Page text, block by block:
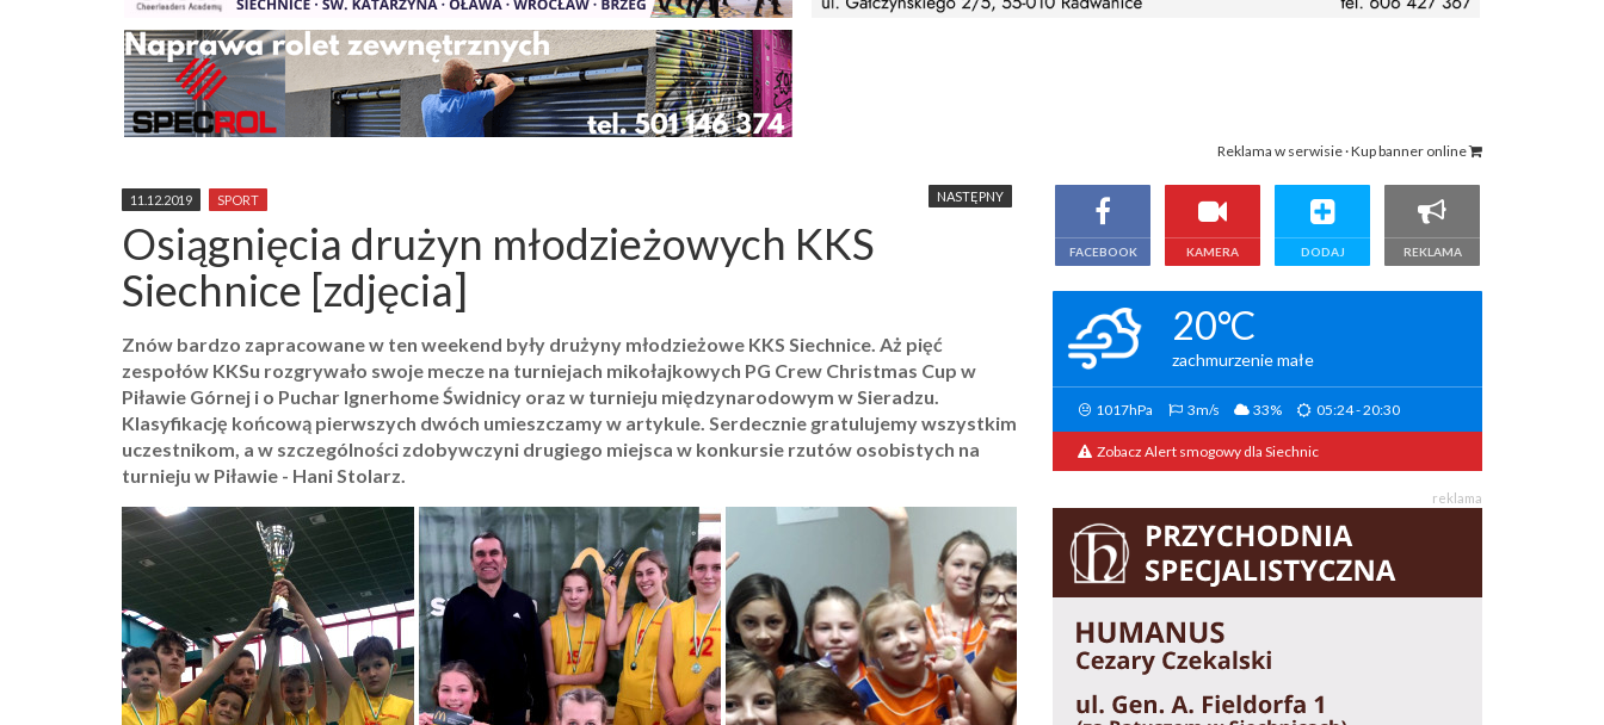
Reklama w serwisie · Kup banner online
NASTĘPNY
11.12.2019 SPORT
Osiągnięcia drużyn młodzieżowych KKS
Siechnice [zdjęcia]
Znów bardzo zapracowane w ten weekend były drużyny młodzieżowe KKS Siechnice. Aż pięć
zespołów KKSu rozgrywało swoje mecze na turniejach mikołajkowych PG Crew Christmas Cup w
Piławie Górnej i o Puchar Ignerhome Świdnicy oraz w turnieju międzynarodowym w Sieradzu.
Klasyfikację końcową pierwszych dwóch umieszczamy w artykule. Serdecznie gratulujemy wszystkim
uczestnikom, a w szczególności zdobywczyni drugiego miejsca w konkursie rzutów osobistych na
turnieju w Piławie - Hani Stolarz.
FACEBOOK KAMERA DODAJ REKLAMA
20°C
zachmurzenie małe
1017hPa 3m/s 33% 05:24 - 20:30
Zobacz Alert smogowy dla Siechnic
reklama